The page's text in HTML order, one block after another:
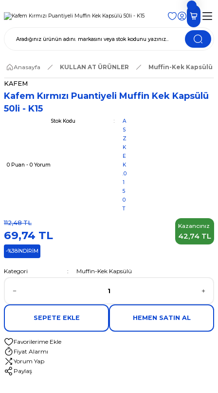
Anasayfa KULLAN AT ÜRÜNLER Muffin-Kek Kapsülü
KAFEM
Kafem Kırmızı Puantiyeli Muffin Kek Kapsülü
50li - K15
0 Puan - 0 Yorum
Stok Kodu
A
S
Z
K
E
K
.0
1
5
0
T
112,48 TL
69,74 TL
-%38İNDİRİM
Kazancınız
42,74 TL
Kategori Muffin-Kek Kapsülü
SEPETE EKLE HEMEN SATIN AL
Fiyat Alarmı
Yorum Yap
Paylaş